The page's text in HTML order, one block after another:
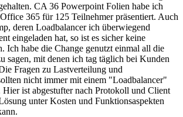
CA 36 Powerpoint Folien habe ich
365 für 125 Teilnehmer präsentiert. Auch
deren Loadbalancer ich überwiegend
eingeladen hat, so ist es sicher keine
Ich habe die Change genutzt einmal all die
sagen, mit denen ich tag täglich bei Kunden
Fragen zu Lastverteilung und
nicht immer mit einem "Loadbalancer"
Hier ist abgestufter nach Protokoll und Client
unter Kosten und Funktionsaspekten